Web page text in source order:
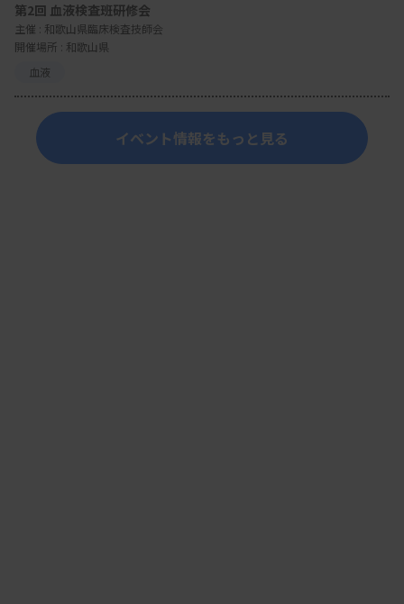
第2回 血液検査班研修会
主催 : 和歌山県臨床検査技師会
開催場所 : 和歌山県
血液
イベント情報をもっと見る